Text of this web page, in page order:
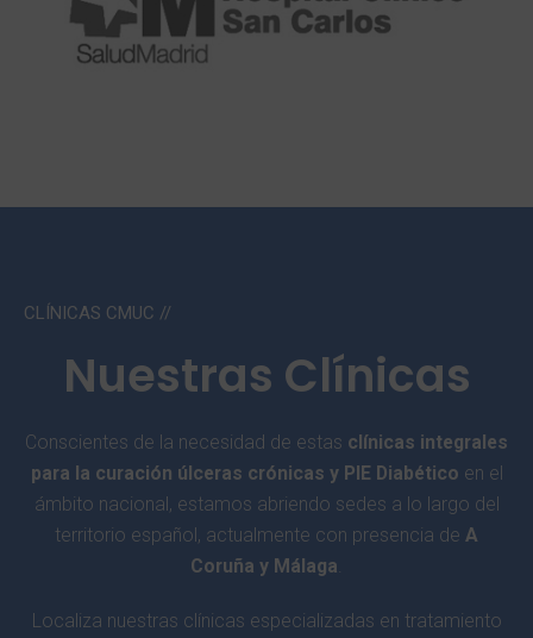
CLÍNICAS CMUC //
Nuestras Clínicas
Conscientes de la necesidad de estas clínicas integrales
para la curación úlceras crónicas y PIE Diabético en el
ámbito nacional, estamos abriendo sedes a lo largo del
territorio español, actualmente con presencia de A
Coruña y Málaga
Localiza nuestras clínicas especializadas en tratamiento